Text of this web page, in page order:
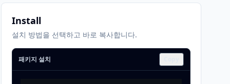
Install
설치 방법을 선택하고 바로 복사합니다.
패키지 설치